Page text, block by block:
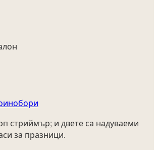
стриймър; и двете са надуваеми
за празници.